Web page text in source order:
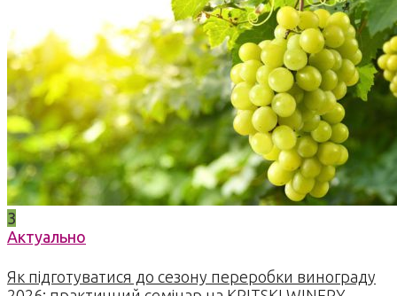
3
Актуально
Як підготуватися до сезону переробки винограду